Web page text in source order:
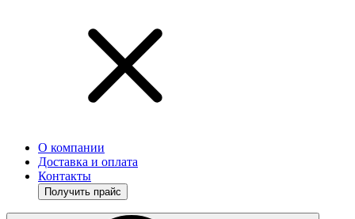
О компании
Доставка и оплата
Контакты
Получить прайс